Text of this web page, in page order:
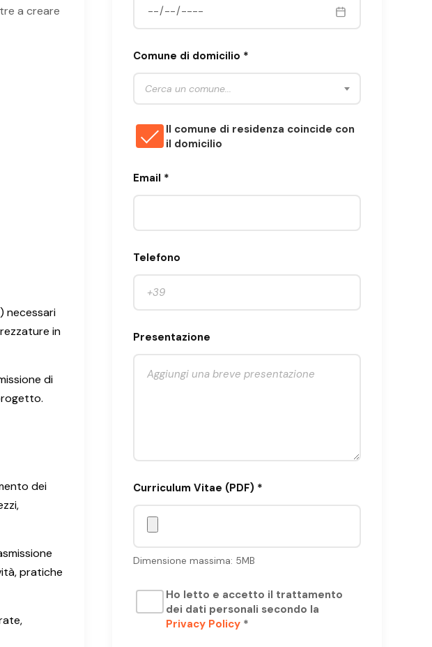
a creare
necessari
in
di
dei
pratiche
Comune di domicilio *
Cerca un comune...
Il comune di residenza coincide con
il domicilio
Email *
Telefono
Presentazione
Curriculum Vitae (PDF) *
Dimensione massima: 5MB
Ho letto e accetto il trattamento
dei dati personali secondo la
Privacy Policy *